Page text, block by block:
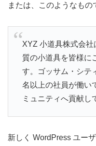
または、このようなもの
XYZ 小道具株式会
質の小道具を皆様に
す。ゴッサム・シテ
名以上の社員が働い
ミュニティへ貢献し
新しく WordPress ユー